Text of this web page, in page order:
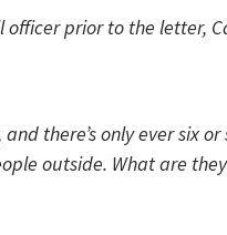
officer prior to the letter,
there’s only ever six
outside. What are